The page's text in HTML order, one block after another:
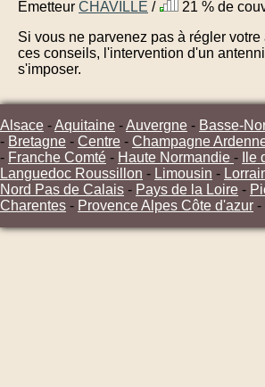
Émetteur CHAVILLE /
21 % de
Si vous ne parvenez pas à régler
ces conseils, l'intervention d'un
s'imposer.
Alsace -Aquitaine -Auvergne - Basse-
- Bretagne - Centre - Champagne
- Franche Comté - Haute Normandie -
Languedoc Roussillon - Limousin -
Nord Pas de Calais - Pays de la Loire -
Charentes - Provence Alpes Côte d'azur -